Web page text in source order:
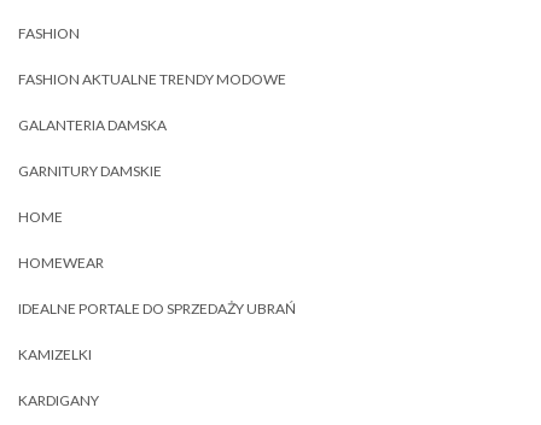
FASHION
FASHION AKTUALNE TRENDY MODOWE
GALANTERIA DAMSKA
GARNITURY DAMSKIE
HOME
HOMEWEAR
IDEALNE PORTALE DO SPRZEDAŻY UBRAŃ
KAMIZELKI
KARDIGANY